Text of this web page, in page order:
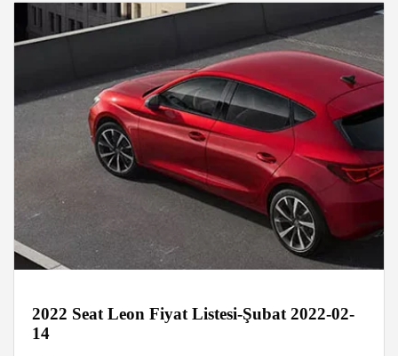
2022 Seat Leon Fiyat Listesi-Şubat 2022-02-
14